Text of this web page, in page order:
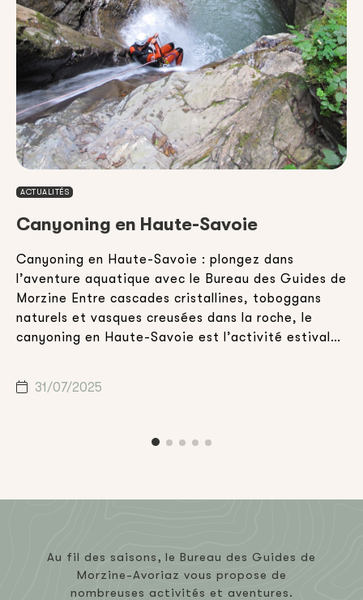
ACTUALITÉS
Canyoning en Haute-Savoie
Canyoning en Haute-Savoie : plongez dans
l’aventure aquatique avec le Bureau des Guides de
Morzine Entre cascades cristallines, toboggans
naturels et vasques creusées dans la roche, le
canyoning en Haute-Savoie est l’activité estivale
soyez en vacances en famille, entre amis […]
31/07/2025
Au fil des saisons, le Bureau des Guides de
Morzine-Avoriaz vous propose de
nombreuses activités et aventures.